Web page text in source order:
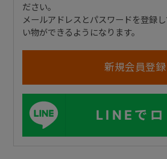
ださい。
メールアドレスとパスワードを登録
い物ができるようになります。
LINEでロ